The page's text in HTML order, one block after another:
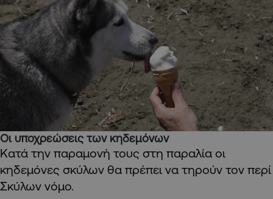
Οι υποχρεώσεις των κηδεμόνων
Κατά την παραμονή τους στη παραλία οι
κηδεμόνες σκύλων θα πρέπει να τηρούν τον περί
Σκύλων νόμο.